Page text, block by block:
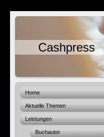
Cashpress
Home
Aktuelle Themen
Leistungen
Buchautor